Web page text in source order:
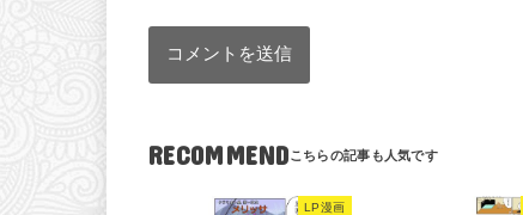
RECOMMEND
LP漫画